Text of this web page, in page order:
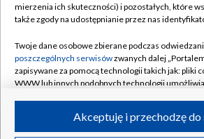
Naziemna Telewizja Cyfrowa
Rada Programowa
System NOS
Informacje o nadawcy
Program dla prasy
Pomoc
Kontakt
Kanały
mierzenia ich skuteczności) i pozostałych, które
także zgody na udostępnianie przez nas
Twoje dane osobowe zbierane podczas
poszczególnych serwisówzwanych dalej
zapisywane za pomocą technologii takich jak: pliki
WWW lub innych podobnych technologii
ruchu w Internecie.Akceptuję i przechodzę do